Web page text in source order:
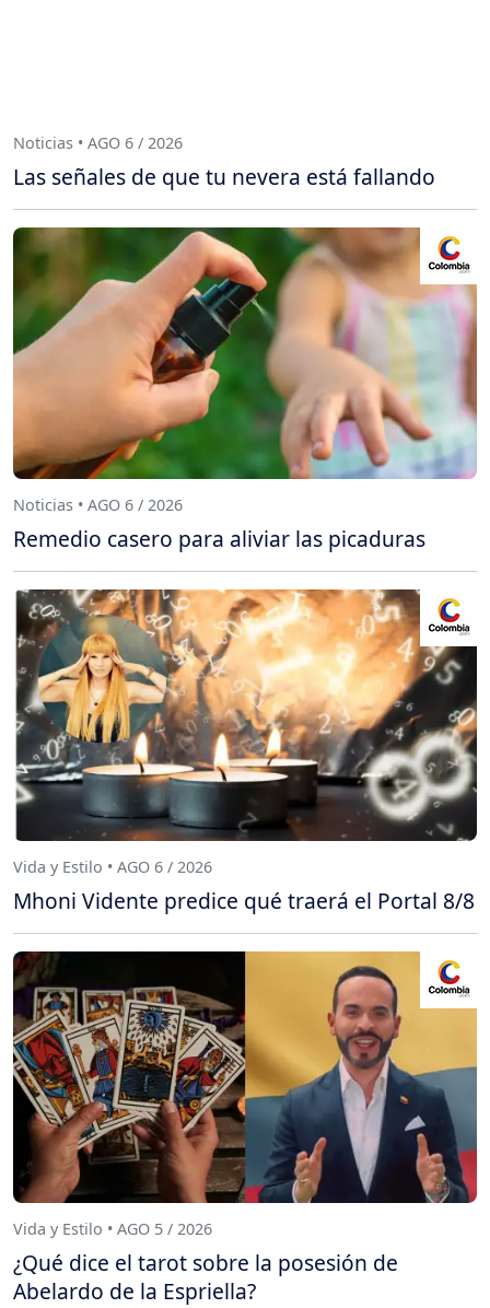
Noticias • AGO 6 / 2026
Las señales de que tu nevera está fallando
Noticias • AGO 6 / 2026
Remedio casero para aliviar las picaduras
Vida y Estilo • AGO 6 / 2026
Mhoni Vidente predice qué traerá el Portal 8/8
Vida y Estilo • AGO 5 / 2026
¿Qué dice el tarot sobre la posesión de
Abelardo de la Espriella?